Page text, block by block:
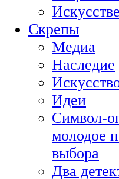
Скрепы
Медиа
Наследие
Идеи
Символ-
молодое
выбора
Два